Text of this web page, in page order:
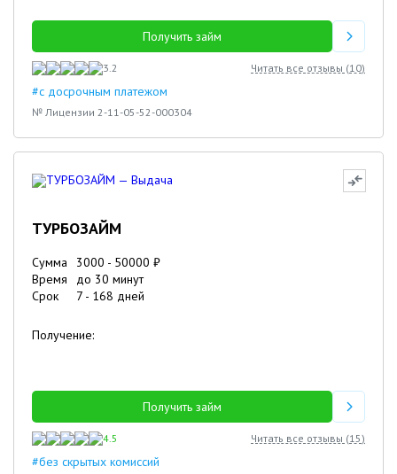
Получить займ
3.2 Читать все отзывы (10)
#с досрочным платежом
№ Лицензии 2-11-05-52-000304
ТУРБОЗАЙМ
Сумма 3000 - 50000 ₽
Время
до 30 минут
Срок
7 - 168 дней
Получение:
Получить займ
4.5 Читать все отзывы (15)
#без скрытых комиссий